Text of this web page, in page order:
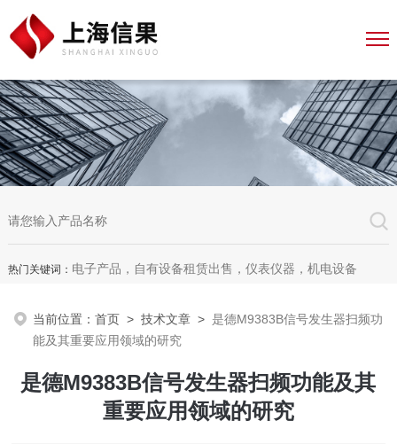
热门关键词： 电子产品，自有设备租赁出售，仪表仪器，机电设备
当前位置：首页 >技术文章 > 是德M9383B信号发生器扫频功
能及其重要应用领域的研究
是德M9383B信号发生器扫频功能及其
重要应用领域的研究